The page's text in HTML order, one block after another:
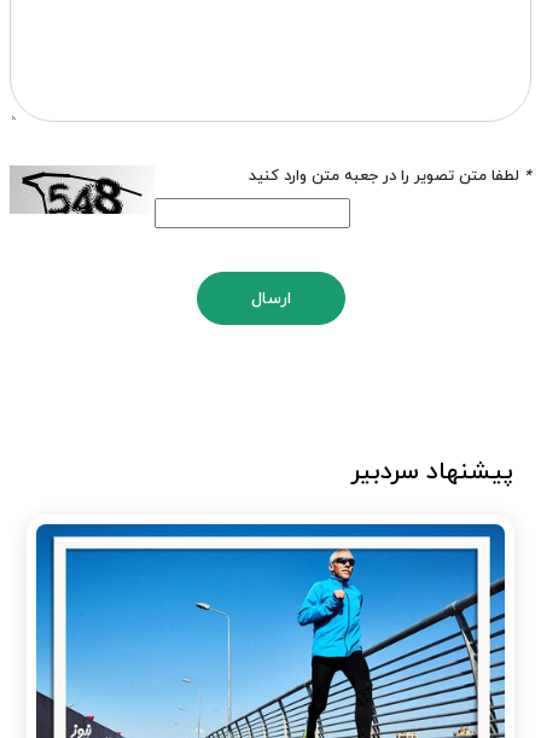
* لطفا متن تصویر را در جعبه متن وارد کنید
ارسال
پیشنهاد سردبیر